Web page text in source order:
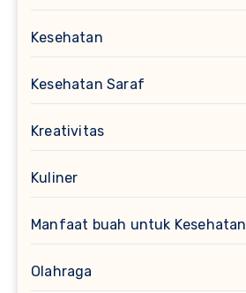
Kesehatan
Kesehatan Saraf
Kreativitas
Kuliner
Manfaat buah untuk Kesehatan
Olahraga